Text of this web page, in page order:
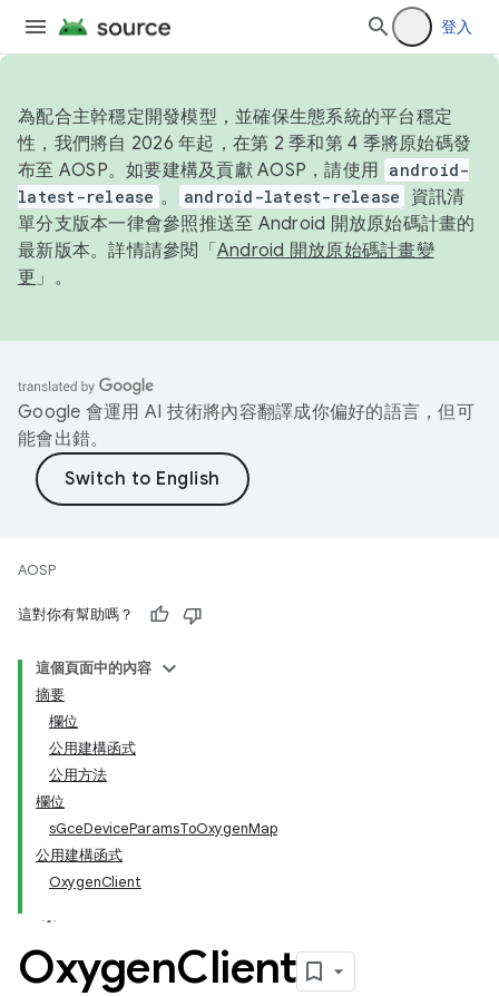
登入
為配合主幹穩定開發模型，並確保生態系統的平台穩定
性，我們將自 2026 年起，在第 2 季和第 4 季將原始碼發
布至 AOSP。如要建構及貢獻 AOSP，請使用 android-
latest-release 。 android-latest-release
資訊清
單分支版本一律會參照推送至 Android 開放原始碼計畫的
最新版本。詳情請參閱「 Android 開放原始碼計畫變
更 」。
Google 會運用 AI 技術將內容翻譯成你偏好的語言，但可
能會出錯。
AOSP
這對你有幫助嗎？
這個頁面中的內容
摘要
欄位
公用建構函式
公用方法
欄位
sGceDeviceParamsToOxygenMap
公用建構函式
OxygenClient
OxygenClient